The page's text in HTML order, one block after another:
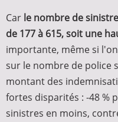
Car le nombre de
de 177 à 615, soit une
importante, même si
sur le nombre de police
montant des
fortes disparités : -48 %
sinistres en moins,